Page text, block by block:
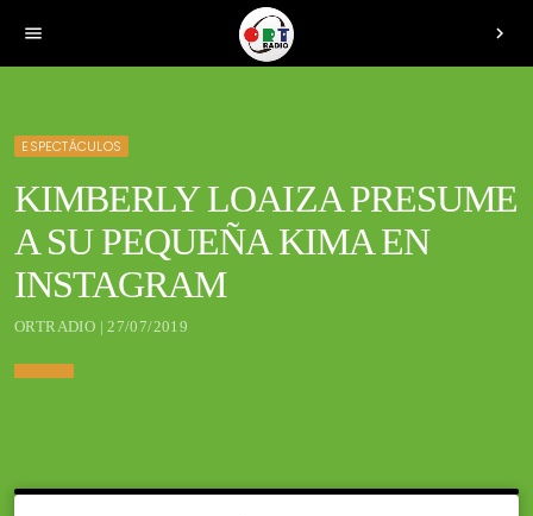
menu chevron_right
ESPECTÁCULOS
KIMBERLY LOAIZA PRESUME
A SU PEQUEÑA KIMA EN
INSTAGRAM
ORTRADIO | 27/07/2019